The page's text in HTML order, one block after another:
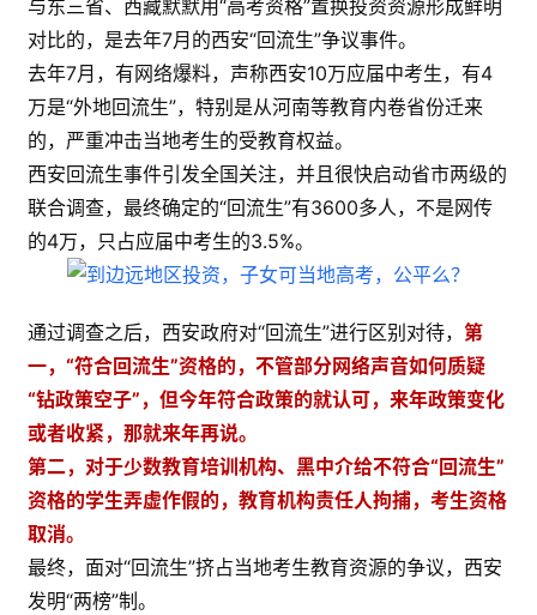
与东三省、西藏默默用“高考资格”置换投资资源形成鲜明
对比的，是去年7月的西安“回流生”争议事件。
去年7月，有网络爆料，声称西安10万应届中考生，有4
万是“外地回流生”，特别是从河南等教育内卷省份迁来
的，严重冲击当地考生的受教育权益。
西安回流生事件引发全国关注，并且很快启动省市两级的
联合调查，最终确定的“回流生”有3600多人，不是网传
的4万，只占应届中考生的3.5%。
通过调查之后，西安政府对“回流生”进行区别对待， 第
一，“符合回流生”资格的，不管部分网络声音如何质疑
“钻政策空子”，但今年符合政策的就认可，来年政策变化
或者收紧，那就来年再说。
第二，对于少数教育培训机构、黑中介给不符合“回流生”
资格的学生弄虚作假的，教育机构责任人拘捕，考生资格
取消。
最终，面对“回流生”挤占当地考生教育资源的争议，西安
发明“两榜”制。